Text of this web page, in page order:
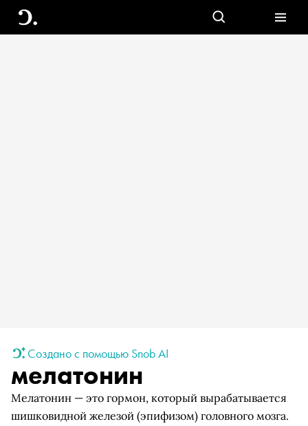
Создано с помощью Snob AI
мелатонин
Мелатонин — это гормон, который вырабатывается
шишковидной железой (эпифизом) головного мозга.